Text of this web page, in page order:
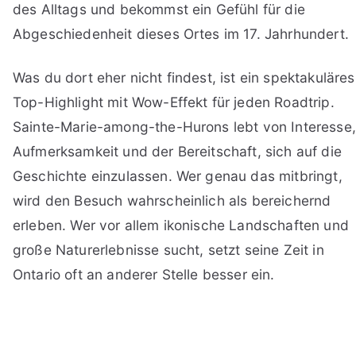
des Alltags und bekommst ein Gefühl für die
Abgeschiedenheit dieses Ortes im 17. Jahrhundert.
Was du dort eher nicht findest, ist ein spektakuläres
Top-Highlight mit Wow-Effekt für jeden Roadtrip.
Sainte-Marie-among-the-Hurons lebt von Interesse,
Aufmerksamkeit und der Bereitschaft, sich auf die
Geschichte einzulassen. Wer genau das mitbringt,
wird den Besuch wahrscheinlich als bereichernd
erleben. Wer vor allem ikonische Landschaften und
große Naturerlebnisse sucht, setzt seine Zeit in
Ontario oft an anderer Stelle besser ein.